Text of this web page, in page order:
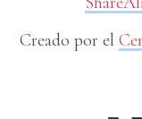
Creado por el